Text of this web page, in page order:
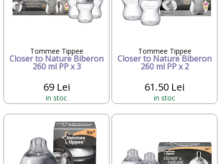
Tommee Tippee
Closer to Nature Biberon
260 ml PP x 3
69 Lei
in stoc
Tommee Tippee
Closer to Nature Biberon
260 ml PP x 2
61.50 Lei
in stoc